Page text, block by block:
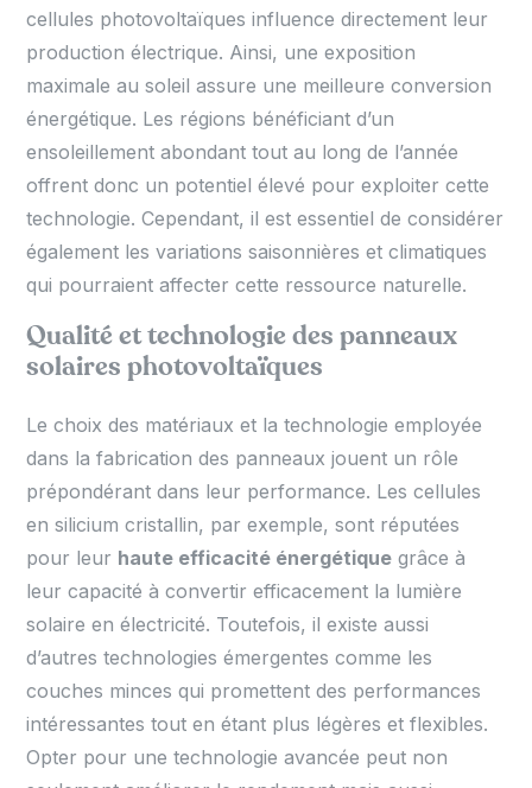
cellules photovoltaïques influence directement leur
production électrique. Ainsi, une exposition
maximale au soleil assure une meilleure conversion
énergétique. Les régions bénéficiant d’un
ensoleillement abondant tout au long de l’année
offrent donc un potentiel élevé pour exploiter cette
technologie. Cependant, il est essentiel de considérer
également les variations saisonnières et climatiques
qui pourraient affecter cette ressource naturelle.
Qualité et technologie des panneaux
solaires photovoltaïques
Le choix des matériaux et la technologie employée
dans la fabrication des panneaux jouent un rôle
prépondérant dans leur performance. Les cellules
en silicium cristallin, par exemple, sont réputées
pour leur haute efficacité énergétique grâce à
leur capacité à convertir efficacement la lumière
solaire en électricité. Toutefois, il existe aussi
d’autres technologies émergentes comme les
couches minces qui promettent des performances
intéressantes tout en étant plus légères et flexibles.
Opter pour une technologie avancée peut non